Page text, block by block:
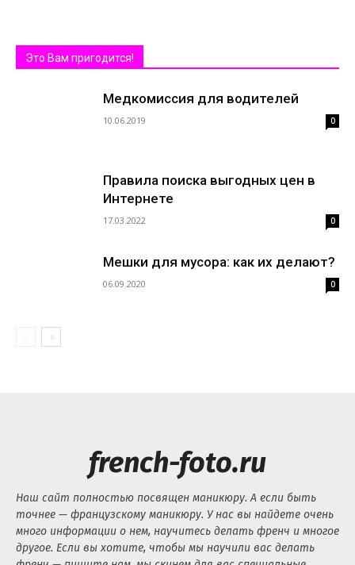
Это Вам пригодится!
Медкомиссия для водителей
10.06.2019 0
Правила поиска выгодных цен в
Интернете
17.03.2022 0
Мешки для мусора: как их делают?
06.09.2020 0
french-foto.ru
Наш сайт полностью посвящен маникюру. А если быть
точнее — французскому маникюру. У нас вы найдете очень
много информации о нем, научитесь делать френч и многое
другое. Если вы хотите, чтобы мы научили вас делать